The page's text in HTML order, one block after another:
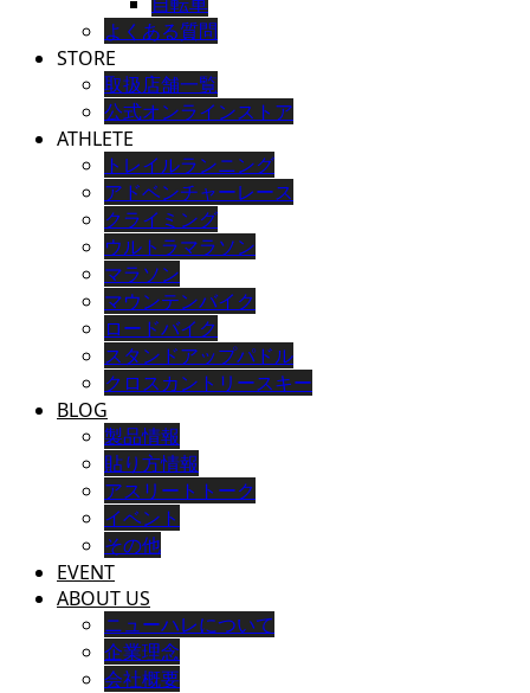
よくある質問
STORE
取扱店舗一覧
公式オンラインストア
ATHLETE
トレイルランニング
アドベンチャーレース
クライミング
ウルトラマラソン
マラソン
マウンテンバイク
ロードバイク
スタンドアップパドル
クロスカントリースキー
BLOG
製品情報
貼り方情報
アスリートトーク
イベント
その他
EVENT
ABOUT US
ニューハレについて
企業理念
会社概要